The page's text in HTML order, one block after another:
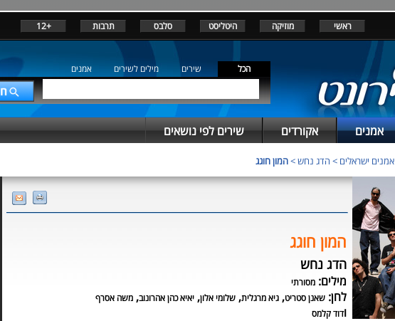
ראשי מוזיקה היטליסט סלבס תרבות +12
הכל שירים מילים לשירים אמנים
אמנים אקורדים שירים לפי נושאים
אמנים ישראלים > הדג נחש>המון חוגג
המון חוגג
הדג נחש
מילים: מסורתי
לחן: שאנן סטריט, גיא מרגלית, שלומי אלון, יאיא כהן אהרונוב, משה אסרף
ודוד קלמס